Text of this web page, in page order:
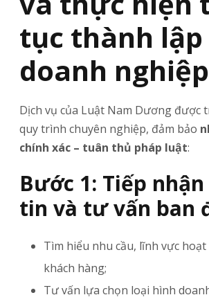
tục thành lập
doanh nghiệp
Dịch vụ của Luật Nam Dương được
quy trình chuyên nghiệp, đảm bảo
chính xác – tuân thủ pháp luật:
Bước 1: Tiếp
tin và tư vấn ban
Tìm hiểu nhu cầu, lĩnh vực
khách hàng;
Tư vấn lựa chọn loại hình